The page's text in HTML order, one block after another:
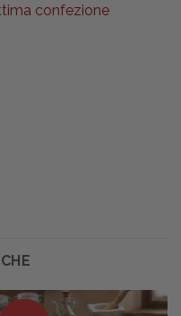
confezione